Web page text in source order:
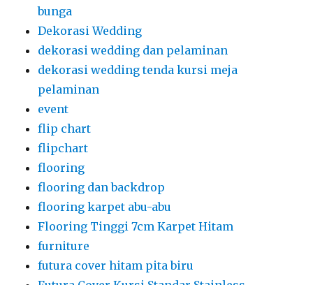
bunga
Dekorasi Wedding
dekorasi wedding dan pelaminan
dekorasi wedding tenda kursi meja
pelaminan
event
flip chart
flipchart
flooring
flooring dan backdrop
flooring karpet abu-abu
Flooring Tinggi 7cm Karpet Hitam
furniture
futura cover hitam pita biru